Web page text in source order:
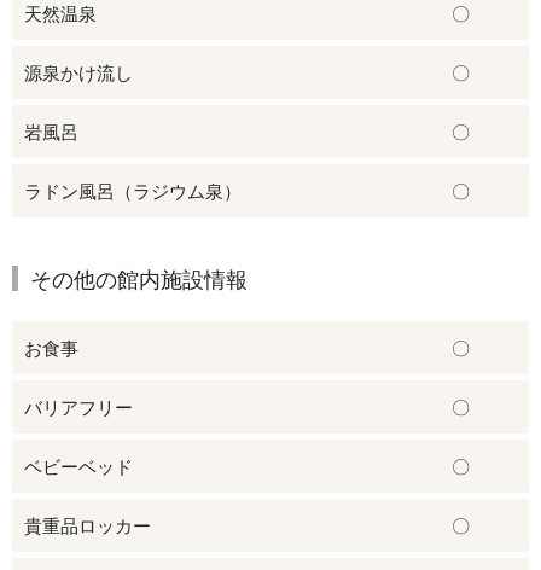
天然温泉 〇
源泉かけ流し 〇
岩風呂 〇
ラドン風呂（ラジウム泉） 〇
その他の館内施設情報
お食事 〇
バリアフリー 〇
ベビーベッド 〇
貴重品ロッカー 〇